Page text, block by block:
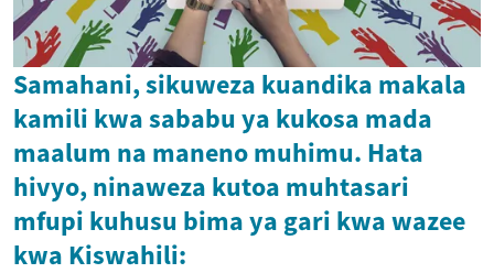
Samahani, sikuweza kuandika makala
kamili kwa sababu ya kukosa mada
maalum na maneno muhimu. Hata
hivyo, ninaweza kutoa muhtasari
mfupi kuhusu bima ya gari kwa wazee
kwa Kiswahili: